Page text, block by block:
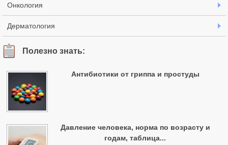
Онкология
Дерматология
Полезно знать:
Антибиотики от гриппа и простуды
Давление человека, норма по возрасту и
годам, таблица...